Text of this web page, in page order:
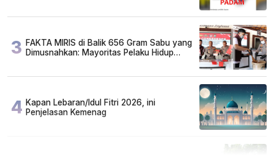
3 FAKTA MIRIS di Balik 656 Gram Sabu yang
Dimusnahkan: Mayoritas Pelaku Hidup
4 Kapan Lebaran/Idul Fitri 2026, ini
Penjelasan Kemenag